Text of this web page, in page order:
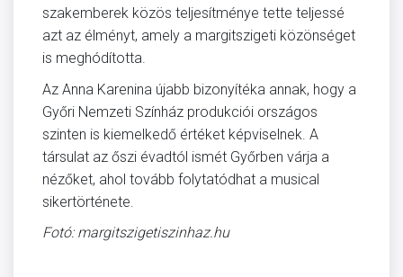
szakemberek közös teljesítménye tette teljessé
azt az élményt, amely a margitszigeti közönséget
is meghódította.
Az Anna Karenina újabb bizonyítéka annak, hogy a
Győri Nemzeti Színház produkciói országos
szinten is kiemelkedő értéket képviselnek. A
társulat az őszi évadtól ismét Győrben várja a
nézőket, ahol tovább folytatódhat a musical
sikertörténete.
Fotó: margitszigetiszinhaz.hu